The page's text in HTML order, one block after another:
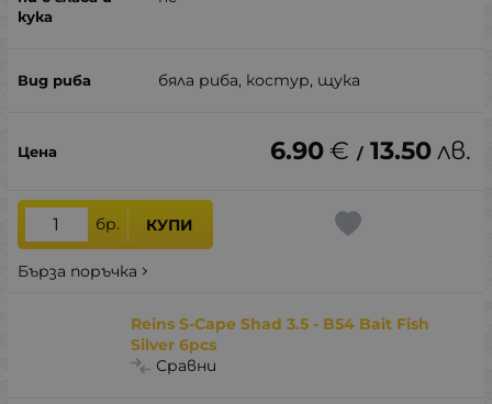
бяла риба, костур, щука
6.90€ / 13.50лв.
бр. КУПИ
Бърза поръчка
Reins S-Cape Shad 3.5 - B54 Bait Fish
Silver 6pcs
Сравни